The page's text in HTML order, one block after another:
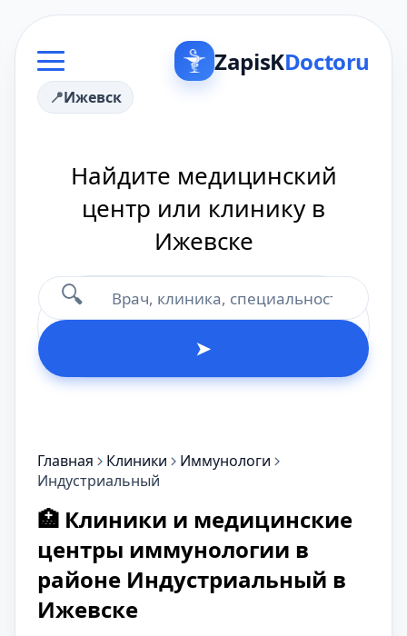
ZapisKDoctoru
Ижевск
Найдите медицинский
центр или клинику в
Ижевске
🔍
➤
Главная Клиники
Иммунологи
Индустриальный
🏥 Клиники и медицинские
центры иммунологии в
районе Индустриальный в
Ижевске